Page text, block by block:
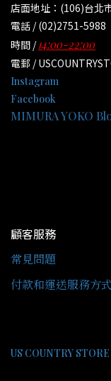
店面地址：(106)台北
電話 / (02)2751-5988
時間 /14:00-22:00
電郵 /
Instagram
Facebook
MIMURA YOKO
顧客服務
常見問題
付款和運送服務方式
US COUNTRY